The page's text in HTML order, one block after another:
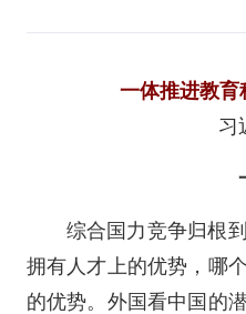
一体推进教育
习
综合国力竞争归根
拥有人才上的优势，哪
的优势。外国看中国的